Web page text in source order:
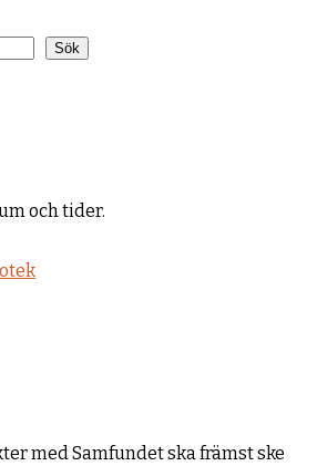
Sök
och tider.
med Samfundet ska främst ske